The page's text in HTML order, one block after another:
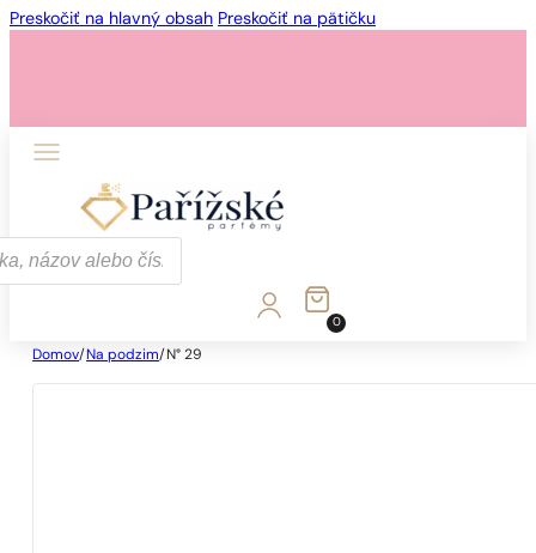
Preskočiť na hlavný obsah Preskočiť na pätičku
0
Domov/ Na podzim/ N° 29